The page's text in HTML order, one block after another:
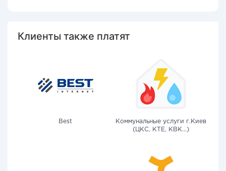
Клиенты также платят
Best
Коммунальные услуги г.Киев
(ЦКС, КТЕ, КВК...)